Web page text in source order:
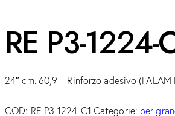
RE P3-1224-
24″ cm. 60,9 – Rinforzo adesivo (FALAM
COD: RE P3-1224-C1 Categorie: per